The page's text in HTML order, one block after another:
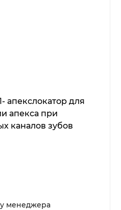
апекслокатор для
апекса при
каналов зубов
менеджера